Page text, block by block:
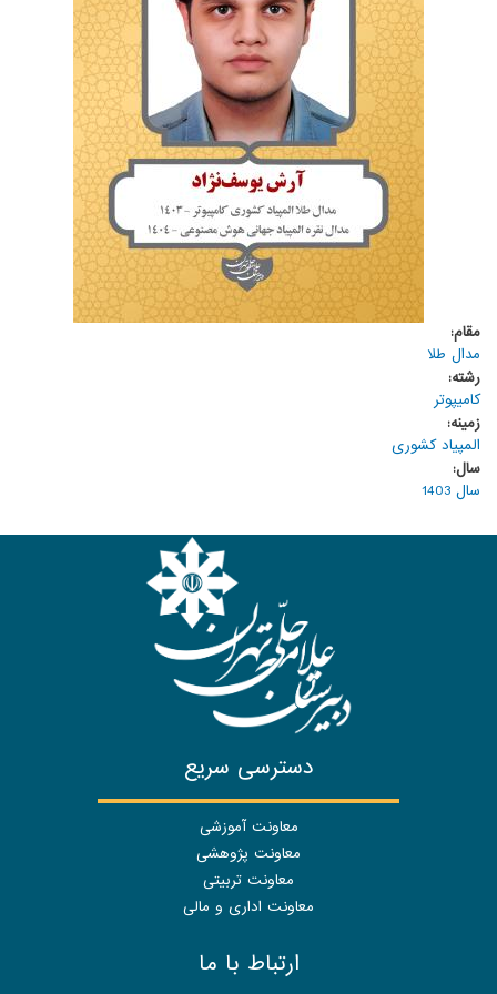
مقام:
مدال طلا
رشته:
کامیپوتر
زمینه:
المپیاد کشوری
سال:
سال 1403
دسترسی سریع
معاونت آموزشی
معاونت پژوهشی
معاونت تربیتی
معاونت اداری و مالی
ارتباط با ما